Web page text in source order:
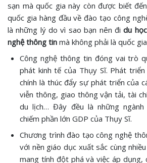
sạn mà quốc gia này còn được biết
quốc gia hàng đầu về đào tạo công
là những lý do vì sao bạn nên đidu
nghệ thông tin mà không phải là quốc
Công nghệ thông tin đóng vai trò
phát kinh tế của Thụy Sĩ. Phát
chính là thúc đẩy sự phát triển của
viễn thông, giao thông vận tải, tài
du lịch… Đây đều là những
chiếm phần lớn GDP của Thụy Sĩ.
Chương trình đào tạo công nghệ
với nền giáo dục xuất sắc cùng
mang tính đột phá và việc áp dụng,